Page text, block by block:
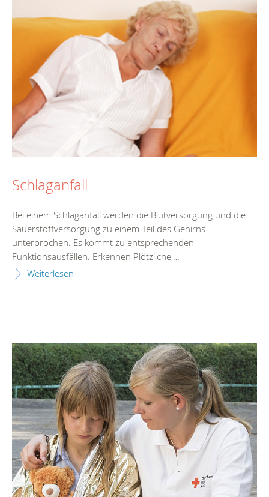
Schlaganfall
Bei einem Schlaganfall werden die Blutversorgung und die
Sauerstoffversorgung zu einem Teil des Gehirns
unterbrochen. Es kommt zu entsprechenden
Funktionsausfällen. Erkennen Plötzliche,…
Weiterlesen